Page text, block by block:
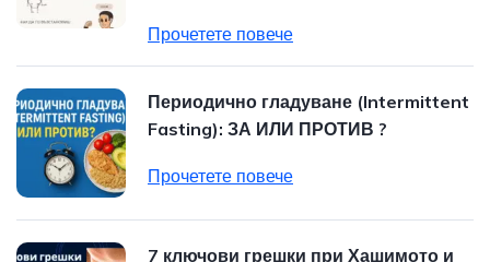
Прочетете повече
Периодично гладуване (Intermittent
Fasting): ЗА ИЛИ ПРОТИВ ?
Прочетете повече
7 ключови грешки при Хашимото и